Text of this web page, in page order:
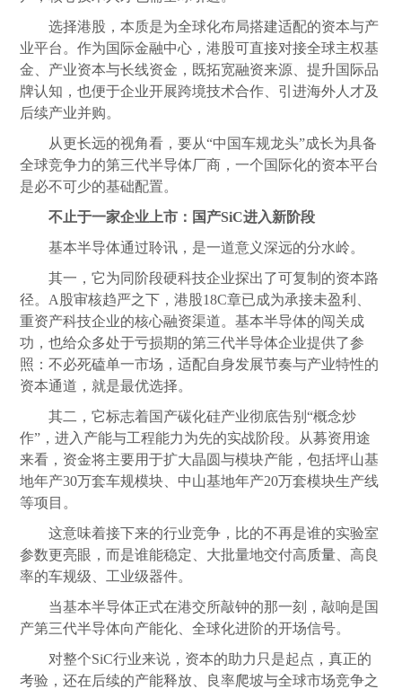
选择港股，本质是为全球化布局搭建适配的资本与产
业平台。作为国际金融中心，港股可直接对接全球主权基
金、产业资本与长线资金，既拓宽融资来源、提升国际品
牌认知，也便于企业开展跨境技术合作、引进海外人才及
后续产业并购。
从更长远的视角看，要从“中国车规龙头”成长为具备
全球竞争力的第三代半导体厂商，一个国际化的资本平台
是必不可少的基础配置。
不止于一家企业上市：国产SiC进入新阶段
基本半导体通过聆讯，是一道意义深远的分水岭。
其一，它为同阶段硬科技企业探出了可复制的资本路
径。A股审核趋严之下，港股18C章已成为承接未盈利、
重资产科技企业的核心融资渠道。基本半导体的闯关成
功，也给众多处于亏损期的第三代半导体企业提供了参
照：不必死磕单一市场，适配自身发展节奏与产业特性的
资本通道，就是最优选择。
其二，它标志着国产碳化硅产业彻底告别“概念炒
作”，进入产能与工程能力为先的实战阶段。从募资用途
来看，资金将主要用于扩大晶圆与模块产能，包括坪山基
地年产30万套车规模块、中山基地年产20万套模块生产线
等项目。
这意味着接下来的行业竞争，比的不再是谁的实验室
参数更亮眼，而是谁能稳定、大批量地交付高质量 、高良
率的车规级、工业级器件。
当基本半导体正式在港交所敲钟的那一刻，敲响是国
产第三代半导体向产能化、全球化进阶的开场信号。
对整个SiC行业来说，资本的助力只是起点，真正的
考验，还在后续的产能释放、良率爬坡与全球市场竞争之